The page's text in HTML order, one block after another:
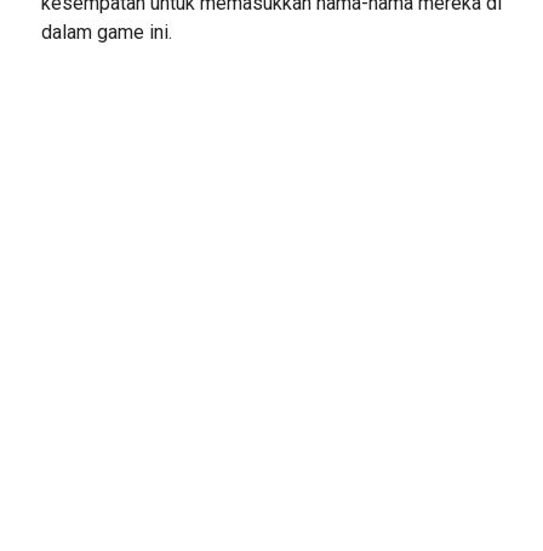
dalam game ini.